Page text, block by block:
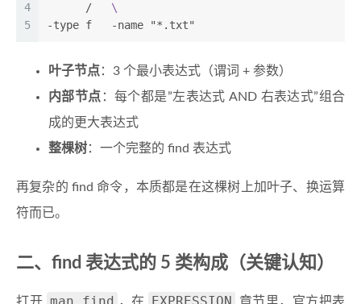
4
5
      /
\
-type f   -name "*.txt"
叶子节点 ：3 个最小表达式（谓词 + 参数）
内部节点 ：每个都是”左表达式 AND 右表达式”组合
成的更大表达式
整棵树：一个完整的 find 表达式
再复杂的 find 命令，本质都是在这棵树上加叶子、换运算
符而已。
二、find 表达式的 5 类构成（关键认知）